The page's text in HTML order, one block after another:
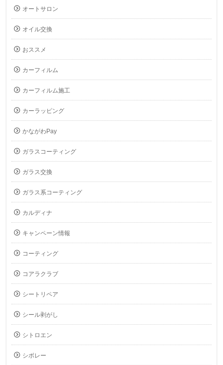
オートサロン
オイル交換
おススメ
カーフィルム
カーフィルム施工
カーラッピング
かながわPay
ガラスコーティング
ガラス交換
ガラス系コーティング
カルディナ
キャンペーン情報
コーティング
コアラクラブ
シートリペア
シール剥がし
シトロエン
シボレー